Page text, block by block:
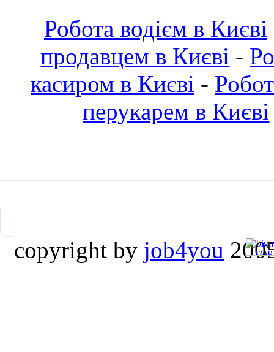
Робота водієм в Києві
продавцем в Києві -
касиром в Києві -
перукарем в Києві
copyright by job4you